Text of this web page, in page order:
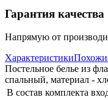
Гарантия качества
Напрямую от
Характеристики
Постельное белье из
спальный, материал -
В состав комплекта